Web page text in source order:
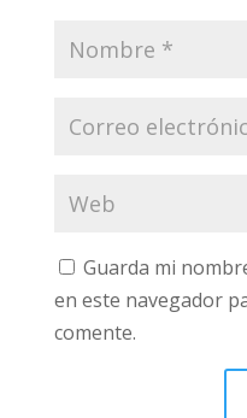
Guarda mi
en este navegador
comente.